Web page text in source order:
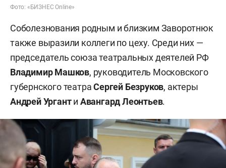
Фото: «БИЗНЕС Online»
Соболезнования родным и близким Заворотнюк
также выразили коллеги по цеху. Среди них —
председатель союза театральных деятелей РФ
Владимир Машков, руководитель Московского
губернского театраСергей Безруков, актеры
Андрей Урганти Авангард Леонтьев.